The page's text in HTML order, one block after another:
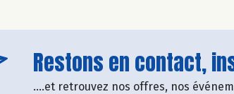
Restons en contact,
....et retrouvez nos offres, nos